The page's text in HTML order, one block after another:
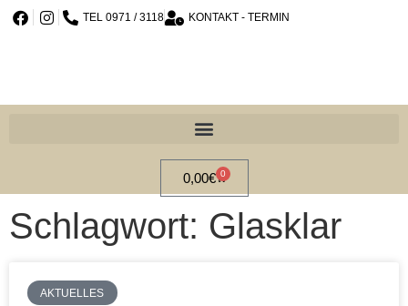
TEL 0971 / 3118 KONTAKT - TERMIN
0,00€ 0
Schlagwort: Glasklar
AKTUELLES